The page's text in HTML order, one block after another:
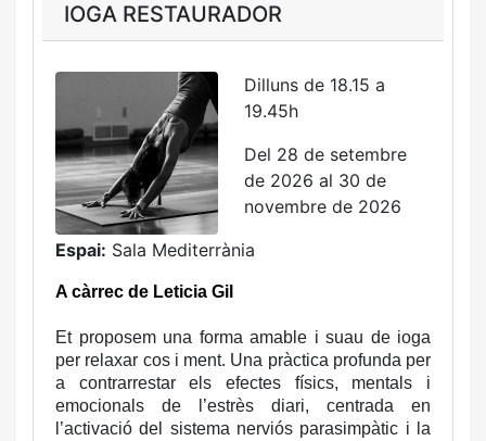
IOGA RESTAURADOR
Dilluns de 18.15 a
19.45h
Del 28 de setembre
de 2026 al 30 de
novembre de 2026
Espai: Sala Mediterrània
A càrrec de Leticia Gil
Et proposem una forma amable i suau de ioga
per relaxar cos i ment. Una pràctica profunda per
a contrarrestar els efectes físics, mentals i
emocionals de l’estrès diari, centrada en
l’activació del sistema nerviós parasimpàtic i la